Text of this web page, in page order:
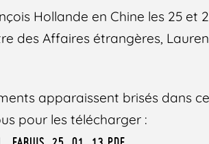
Hollande en Chine les 25 et
des Affaires étrangères,
apparaissent brisés dans
pour les télécharger :